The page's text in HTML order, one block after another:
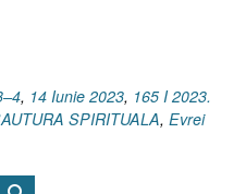
, 14 Iunie 2023, 165 I 2023.
SPIRITUALA, Evrei